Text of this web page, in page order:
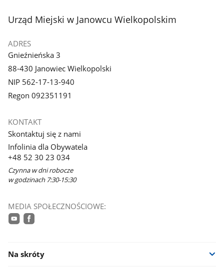
stopka
Urząd Miejski w Janowcu Wielkopolskim
ADRES
Gnieźnieńska 3
88-430 Janowiec Wielkopolski
NIP 562-17-13-940
Regon 092351191
KONTAKT
Skontaktuj się z nami
Infolinia dla Obywatela
+48 52 30 23 034
Czynna w dni robocze
w godzinach 7:30-15:30
MEDIA SPOŁECZNOŚCIOWE:
Na skróty